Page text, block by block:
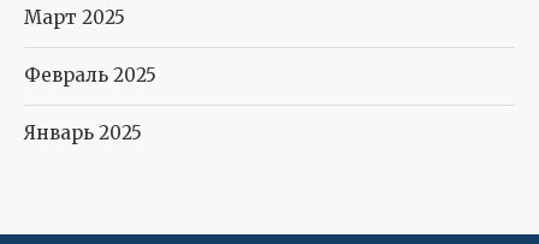
Март 2025
Февраль 2025
Январь 2025